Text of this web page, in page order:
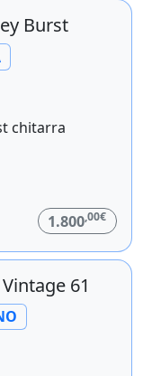
Burst
chitarra
1.800,00€
61